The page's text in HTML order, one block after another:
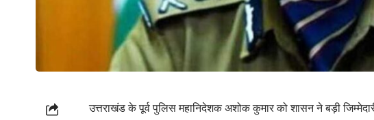
उत्तराखंड के पूर्व पुलिस महानिदेशक अशोक कुमार को शासन ने बड़ी